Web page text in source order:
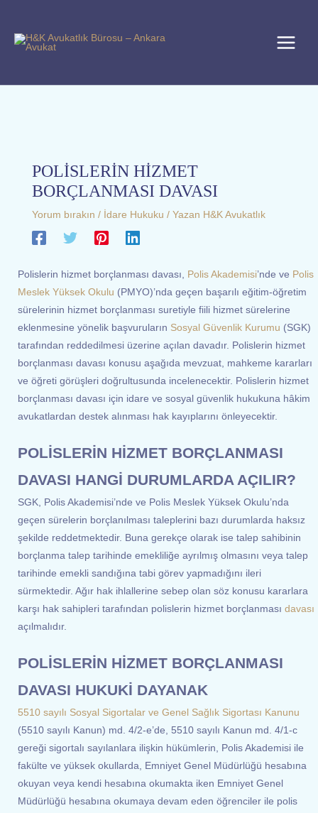
POLİSLERİN HİZMET
BORÇLANMASI DAVASI
Yorum bırakın / İdare Hukuku / Yazan H&K Avukatlık
Polislerin hizmet borçlanması davası, Polis Akademisi’nde ve Polis
Meslek Yüksek Okulu (PMYO)’nda geçen başarılı eğitim-öğretim
sürelerinin hizmet borçlanması suretiyle fiili hizmet sürelerine
eklenmesine yönelik başvuruların Sosyal Güvenlik Kurumu (SGK)
tarafından reddedilmesi üzerine açılan davadır. Polislerin hizmet
borçlanması davası konusu aşağıda mevzuat, mahkeme kararları
ve öğreti görüşleri doğrultusunda incelenecektir. Polislerin hizmet
borçlanması davası için idare ve sosyal güvenlik hukukuna hâkim
avukatlardan destek alınması hak kayıplarını önleyecektir.
POLİSLERİN HİZMET BORÇLANMASI
DAVASI HANGİ DURUMLARDA AÇILIR?
SGK, Polis Akademisi’nde ve Polis Meslek Yüksek Okulu’nda
geçen sürelerin borçlanılması taleplerini bazı durumlarda haksız
şekilde reddetmektedir. Buna gerekçe olarak ise talep sahibinin
borçlanma talep tarihinde emekliliğe ayrılmış olmasını veya talep
tarihinde emekli sandığına tabi görev yapmadığını ileri
sürmektedir. Ağır hak ihlallerine sebep olan söz konusu kararlara
karşı hak sahipleri tarafından polislerin hizmet borçlanması davası
açılmalıdır.
POLİSLERİN HİZMET BORÇLANMASI
DAVASI HUKUKİ DAYANAK
5510 sayılı Sosyal Sigortalar ve Genel Sağlık Sigortası Kanunu
(5510 sayılı Kanun) md. 4/2-e’de, 5510 sayılı Kanun md. 4/1-c
gereği sigortalı sayılanlara ilişkin hükümlerin, Polis Akademisi ile
fakülte ve yüksek okullarda, Emniyet Genel Müdürlüğü hesabına
okuyan veya kendi hesabına okumakta iken Emniyet Genel
Müdürlüğü hesabına okumaya devam eden öğrenciler ile polis
a
c